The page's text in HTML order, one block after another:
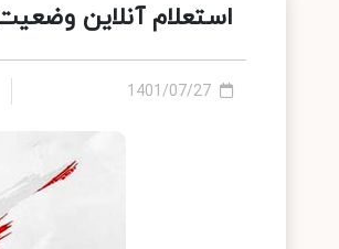
استعلام آنلاین
1401/07/27